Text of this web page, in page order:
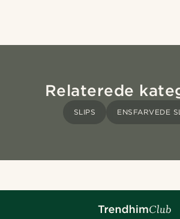
Relaterede
SLIPS ENSFARVEDE